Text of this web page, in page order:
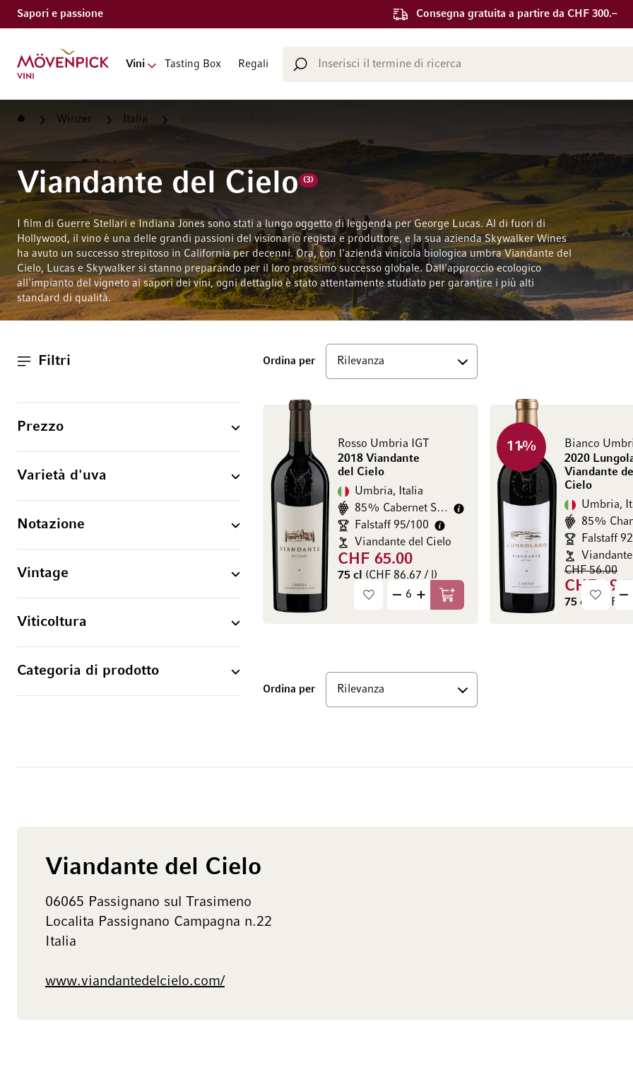
Sapori e passione Consegna gratuita a partire da CHF 300.–
Vai alla Home Page
Vini Tasting Box Regali
Cerca
Home Winzer Italia
Viandante del Cielo (3)
I film di Guerre Stellari e Indiana Jones sono stati a lungo oggetto di leggenda per George Lucas. Al di fuori di
Hollywood, il vino è una delle grandi passioni del visionario regista e produttore, e la sua azienda Skywalker Wines
ha avuto un successo strepitoso in California per decenni. Ora, con l'azienda vinicola biologica umbra Viandante del
Cielo, Lucas e Skywalker si stanno preparando per il loro prossimo successo globale. Dall'approccio ecologico
all'impianto del vigneto ai sapori dei vini, ogni dettaglio è stato attentamente studiato per garantire i più alti
standard di qualità.
Filtri
Prezzo
Varietà d'uva
Notazione
Vintage
Viticoltura
Categoria di prodotto
Ordina per
Rosso Umbria IGT
2018 Viandante
del Cielo
Umbria, Italia
85% Cabernet Sauvignon
Falstaff 95/100
Viandante del Cielo
CHF 65.00
75 cl (CHF 86.67 / l)
Aggiungi al Carrello
Bianco
2020
Viandante del
Cielo
11%
Umbria,
85%
Falstaff
CHF
CHF 56.00
75 cl (CHF
Ordina per
Viandante del Cielo
06065 Passignano sul Trasimeno
Localita Passignano Campagna n.22
Italia
www.viandantedelcielo.com/